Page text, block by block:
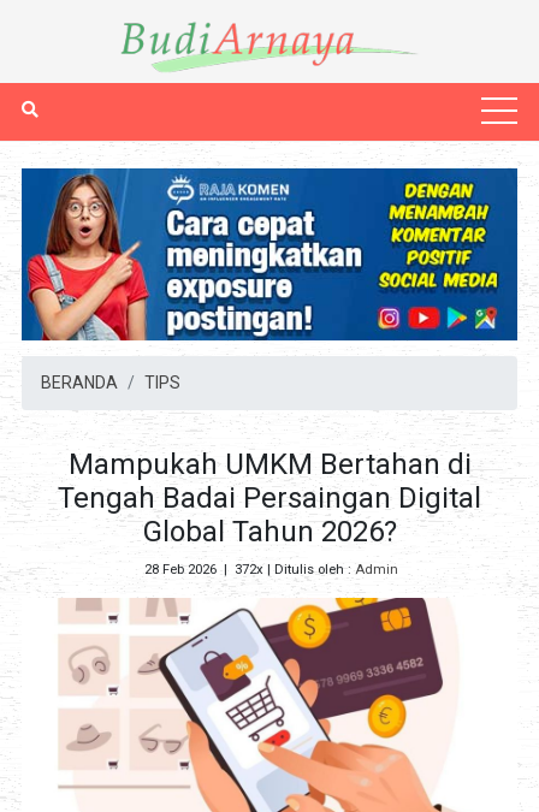
BERANDA TIPS
Mampukah UMKM Bertahan di
Tengah Badai Persaingan Digital
Global Tahun 2026?
28 Feb 2026| 372x | Ditulis oleh : Admin